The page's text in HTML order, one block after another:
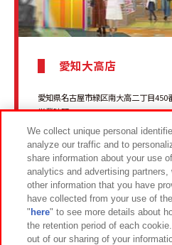
愛知大高店
愛知県名古屋市緑区南大高二丁目450
営業時間 ： 10:00〜21:00
We collect unique personal
analyze our traffic and to
share information about your use
analytics and advertising
other information that you have
have collected from your use of
" here" to see more details about
the retention period of each
out of our sharing of your